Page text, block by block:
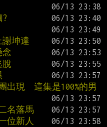
坤達
念
脫
出現  這集是100%的男
名落馬
位新人